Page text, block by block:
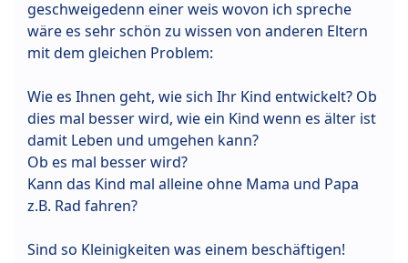
geschweigedenn einer weis wovon ich spreche
wäre es sehr schön zu wissen von anderen Eltern
mit dem gleichen Problem:
Wie es Ihnen geht, wie sich Ihr Kind entwickelt? Ob
dies mal besser wird, wie ein Kind wenn es älter ist
damit Leben und umgehen kann?
Ob es mal besser wird?
Kann das Kind mal alleine ohne Mama und Papa
z.B. Rad fahren?
Sind so Kleinigkeiten was einem beschäftigen!